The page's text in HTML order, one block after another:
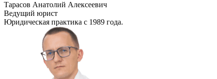
Тарасов Анатолий Алексеевич
Ведущий юрист
Юридическая практика с 1989 года.